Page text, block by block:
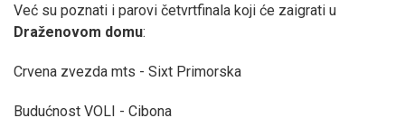
Već su poznati i parovi četvrtfinala koji će zaigrati u
Draženovom domu:
Crvena zvezda mts - Sixt Primorska
Budućnost VOLI - Cibona